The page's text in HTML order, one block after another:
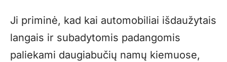
Ji priminė, kad kai automobiliai išdaužytais
langais ir subadytomis padangomis
paliekami daugiabučių namų kiemuose,